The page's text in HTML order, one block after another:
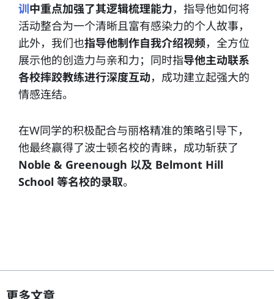
训中重点加强了其逻辑梳理能力，指导他如何将
活动整合为一个清晰且富有感染力的个人故事，
此外，我们也指导他制作自我介绍视频，全方位
展示他的创造力与亲和力；同时指导他主动联系
各校摔跤教练进行深度互动，成功建立起强大的
情感连结。
在W同学的积极配合与丽格精准的策略引导下，
他最终赢得了波士顿名校的青睐，成功斩获了
Noble & Greenough 以及 Belmont Hill
School 等名校的录取。
更多文章